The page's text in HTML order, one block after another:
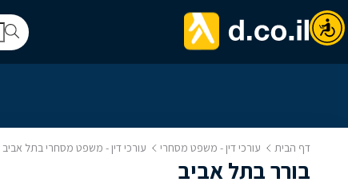
דף הבית עורכי דין - משפט מסחרי עורכי דין - משפט מסחרי בתל אביב
בורר בתל אביב